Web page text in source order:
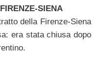
SIENA
della Firenze-Siena
era stata chiusa dopo